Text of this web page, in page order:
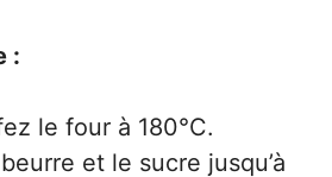
:
le four à 180°C.
et le sucre jusqu’à